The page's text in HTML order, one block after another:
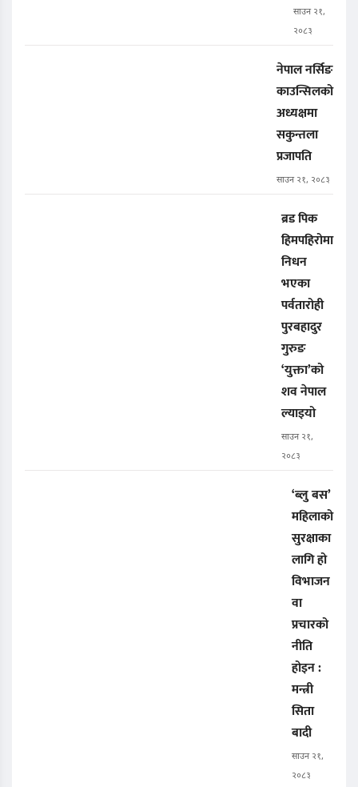
साउन २१,
२०८३
नेपाल नर्सिङ
काउन्सिलको
अध्यक्षमा
सकुन्तला
प्रजापति
साउन २१, २०८३
ब्रड पिक
हिमपहिरोमा
निधन
भएका
पर्वतारोही
पुरबहादुर
गुरुङ
‘युक्ता’को
शव नेपाल
ल्याइयो
साउन २१,
२०८३
‘ब्लु बस’
महिलाको
सुरक्षाका
लागि हो
विभाजन
वा
प्रचारको
नीति
होइन :
मन्त्री
सिता
बादी
साउन २१,
२०८३